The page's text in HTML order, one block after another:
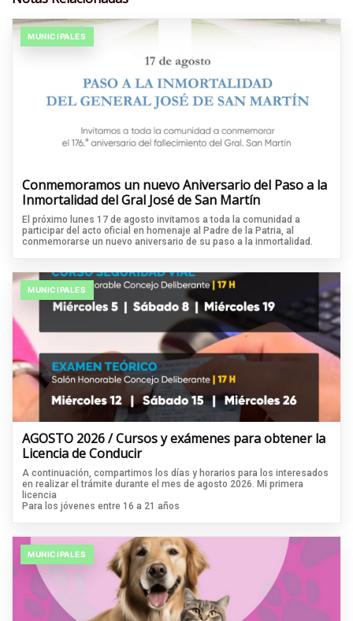
MUNICIPALES
Conmemoramos un nuevo Aniversario del Paso a la
Inmortalidad del Gral José de San Martín
El próximo lunes 17 de agosto invitamos a toda la comunidad a
participar del acto oficial en homenaje al Padre de la Patria, al
conmemorarse un nuevo aniversario de su paso a la inmortalidad.
MUNICIPALES
AGOSTO 2026 / Cursos y exámenes para obtener la
Licencia de Conducir
A continuación, compartimos los días y horarios para los interesados
en realizar el trámite durante el mes de agosto 2026. Mi primera
licencia
Para los jóvenes entre 16 a 21 años
MUNICIPALES